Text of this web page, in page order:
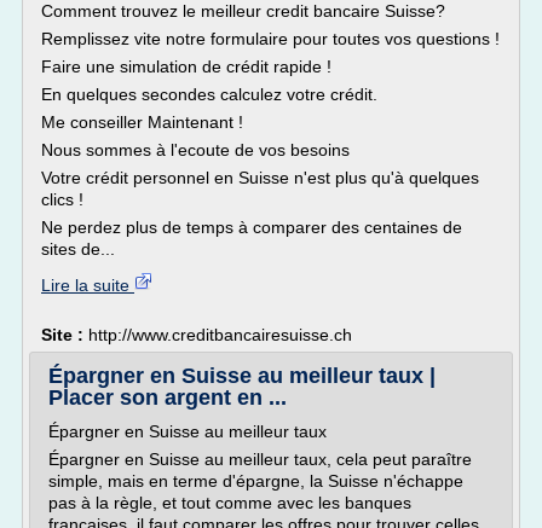
Comment trouvez le meilleur credit bancaire Suisse?
Remplissez vite notre formulaire pour toutes vos questions !
Faire une simulation de crédit rapide !
En quelques secondes calculez votre crédit.
Me conseiller Maintenant !
Nous sommes à l'ecoute de vos besoins
Votre crédit personnel en Suisse n'est plus qu'à quelques
clics !
Ne perdez plus de temps à comparer des centaines de
sites de...
Lire la suite
Site : http://www.creditbancairesuisse.ch
Épargner en Suisse au meilleur taux |
Placer son argent en ...
Épargner en Suisse au meilleur taux
Épargner en Suisse au meilleur taux, cela peut paraître
simple, mais en terme d'épargne, la Suisse n'échappe
pas à la règle, et tout comme avec les banques